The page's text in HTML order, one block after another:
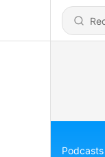
Podcasts